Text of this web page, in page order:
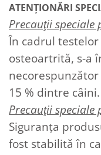
ATENȚIONĂRI
Precauţii speciale
În cadrul testelor
osteoartrită, s-a
15 % dintre câini.
Precauţii
Siguranţa
fost stabilită în